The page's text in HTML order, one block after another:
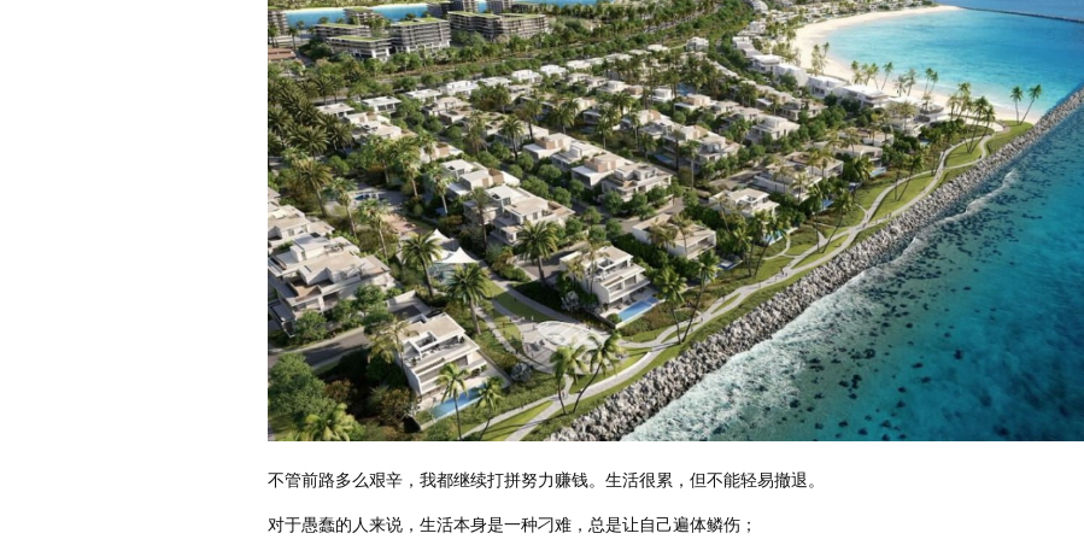
不管前路多么艰辛，我都继续打拼努力赚钱。生活很累，但不能轻易撤退。
对于愚蠢的人来说，生活本身是一种刁难，总是让自己遍体鳞伤；